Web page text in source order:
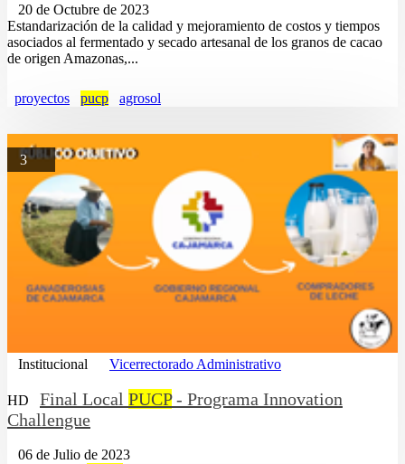
20 de Octubre de 2023
Estandarización de la calidad y mejoramiento de costos y tiempos
asociados al fermentado y secado artesanal de los granos de cacao
de origen Amazonas,...
proyectos pucp agrosol
3
Institucional Vicerrectorado Administrativo
HD Final Local PUCP- Programa Innovation
Challengue
06 de Julio de 2023